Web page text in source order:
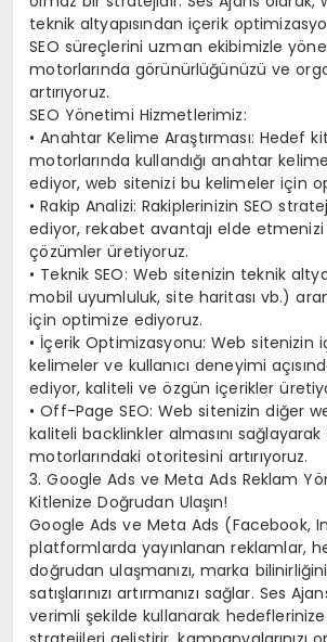
teknik altyapısından içerik
SEO süreçlerini uzman ekibimizle
motorlarında görünürlüğünüzü ve
artırıyoruz.
SEO Yönetimi Hizmetlerimiz:
• Anahtar Kelime Araştırması: Hedef
motorlarında kullandığı anahtar
ediyor, web sitenizi bu kelimeler için
• Rakip Analizi: Rakiplerinizin SEO
ediyor, rekabet avantajı elde
çözümler üretiyoruz.
• Teknik SEO: Web sitenizin teknik
mobil uyumluluk, site haritası vb.)
için optimize ediyoruz.
• İçerik Optimizasyonu: Web sitenizin
kelimeler ve kullanıcı deneyimi
ediyor, kaliteli ve özgün içerikler
• Off-Page SEO: Web sitenizin diğer
kaliteli backlinkler almasını
motorlarındaki otoritesini artırıyoruz.
3. Google Ads ve Meta Ads Reklam
Kitlenize Doğrudan Ulaşın!
Google Ads ve Meta Ads (Facebook,
platformlarda yayınlanan reklamlar,
doğrudan ulaşmanızı, marka
satışlarınızı artırmanızı sağlar. Ses
verimli şekilde kullanarak